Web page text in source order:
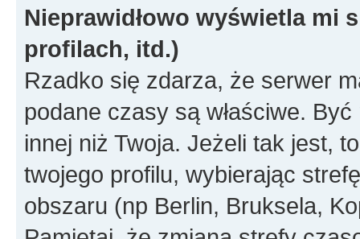
Nieprawidłowo wyświetla mi
profilach, itd.)
Rzadko się zdarza, że serwer
podane czasy są właściwe.
innej niż Twoja. Jeżeli tak jest,
twojego profilu, wybierając
obszaru (np Berlin, Bruksela,